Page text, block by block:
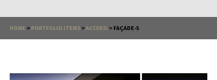
HOME > PORTFOLIO ITEMS >ACCUEIL > FAÇADE-5